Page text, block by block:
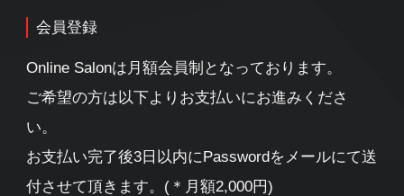
会員登録
Online Salonは月額会員制となっております。
ご希望の方は以下よりお支払いにお進みくださ
い。
お支払い完了後3日以内にPasswordをメールにて送
付させて頂きます。(＊月額2,000円)